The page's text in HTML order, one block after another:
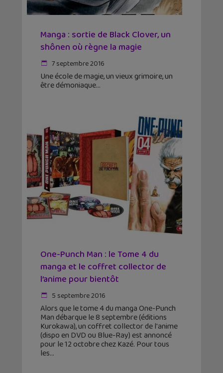
Manga : sortie de Black Clover, un
shônen où règne la magie
7 septembre 2016
Une école de magie, un vieux grimoire, un
être démoniaque
One-Punch Man : le Tome 4 du
manga et le coffret collector de
l’anime pour bientôt
5 septembre 2016
Alors que le tome 4 du manga One-Punch
Man débarque le 8 septembre (éditions
Kurokawa), un coffret collector de l'anime
(dispo en DVD ou Blue-Ray) est annoncé
pour le 12 octobre chez Kazé. Pour tous
les